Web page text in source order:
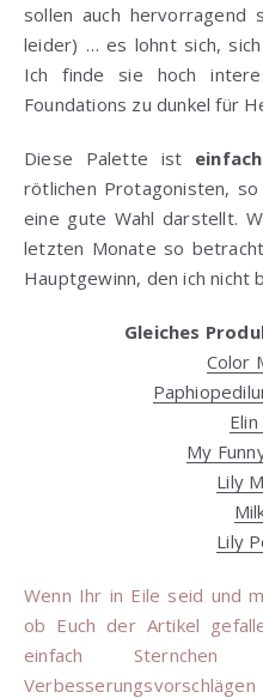
sollen auch hervorragend
leider) … es lohnt sich,
Ich finde sie hoch
Foundations zu dunkel für
Diese Palette ist
rötlichen Protagonisten,
eine gute Wahl darstellt.
letzten Monate so
Hauptgewinn, den ich nicht
Gleiches
Color
My
Lily
Lily
Wenn Ihr in Eile seid und
ob Euch der Artikel
einfach